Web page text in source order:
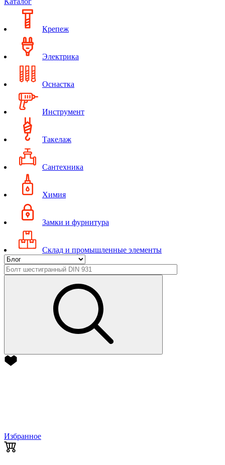
Крепеж
Электрика
Оснастка
Инструмент
Такелаж
Сантехника
Химия
Замки и фурнитура
Склад и промышленные элементы
Избранное